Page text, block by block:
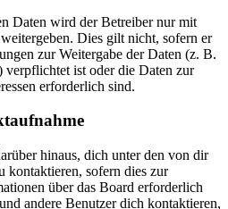
Daten wird der Betreiber nur mit
Dies gilt nicht, sofern er
zur Weitergabe der Daten (z. B.
verpflichtet ist oder die Daten zur
erforderlich sind.
hinaus, dich unter den von dir
kontaktieren, sofern dies zur
über das Board erforderlich
andere Benutzer dich kontaktieren,